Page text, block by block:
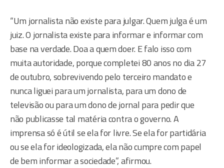
“Um jornalista não existe para julgar. Quem julga é um
juiz. O jornalista existe para informar e informar com
base na verdade. Doa a quem doer. E falo isso com
muita autoridade, porque completei 80 anos no dia 27
de outubro, sobrevivendo pelo terceiro mandato e
nunca liguei para um jornalista, para um dono de
televisão ou para um dono de jornal para pedir que
não publicasse tal matéria contra o governo. A
imprensa só é útil se ela for livre. Se ela for partidária
ou se ela for ideologizada, ela não cumpre com papel
de bem informar a sociedade”, afirmou.